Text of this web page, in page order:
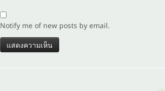
Notify me of new posts by email.